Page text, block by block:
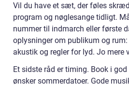
Vil du have et sæt, der føles
program og nøglesange tidligt.
nummer til indmarch eller første
oplysninger om publikum og
akustik og regler for lyd. Jo mere
Et sidste råd er timing. Book i
ønsker sommerdatoer. Gode